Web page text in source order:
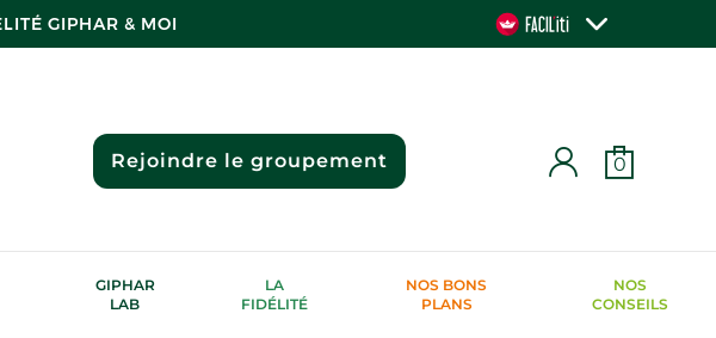
GIPHAR & MOI
Rejoindre le groupement 0
GIPHAR
LAB
LA
FIDÉLITÉ
NOS BONS
PLANS
NOS
CONSEILS